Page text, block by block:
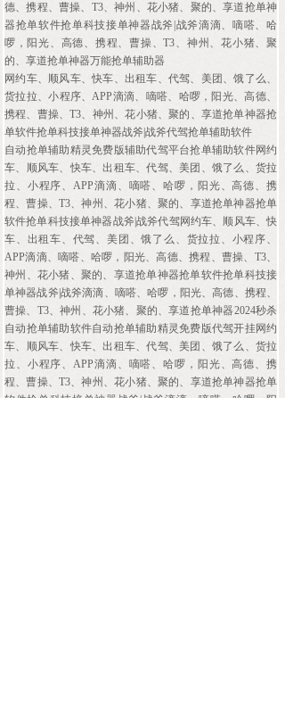
德、携程、曹操、T3、神州、花小猪、聚的、享道抢单神
器抢单软件抢单科技接单神器战斧|战斧滴滴、嘀嗒、哈
啰，阳光、高德、携程、曹操、T3、神州、花小猪、聚
的、享道抢单神器万能抢单辅助器
网约车、顺风车、快车、出租车、代驾、美团、饿了么、
货拉拉、小程序、APP滴滴、嘀嗒、哈啰，阳光、高德、
携程、曹操、T3、神州、花小猪、聚的、享道抢单神器抢
单软件抢单科技接单神器战斧|战斧代驾抢单辅助软件
自动抢单辅助精灵免费版辅助代驾平台抢单辅助软件网约
车、顺风车、快车、出租车、代驾、美团、饿了么、货拉
拉、小程序、APP滴滴、嘀嗒、哈啰，阳光、高德、携
程、曹操、T3、神州、花小猪、聚的、享道抢单神器抢单
软件抢单科技接单神器战斧|战斧代驾网约车、顺风车、快
车、出租车、代驾、美团、饿了么、货拉拉、小程序、
APP滴滴、嘀嗒、哈啰，阳光、高德、携程、曹操、T3、
神州、花小猪、聚的、享道抢单神器抢单软件抢单科技接
单神器战斧|战斧滴滴、嘀嗒、哈啰，阳光、高德、携程、
曹操、T3、神州、花小猪、聚的、享道抢单神器2024秒杀
自动抢单辅助软件自动抢单辅助精灵免费版代驾开挂网约
车、顺风车、快车、出租车、代驾、美团、饿了么、货拉
拉、小程序、APP滴滴、嘀嗒、哈啰，阳光、高德、携
程、曹操、T3、神州、花小猪、聚的、享道抢单神器抢单
软件抢单科技接单神器战斧|战斧滴滴、嘀嗒、哈啰，阳